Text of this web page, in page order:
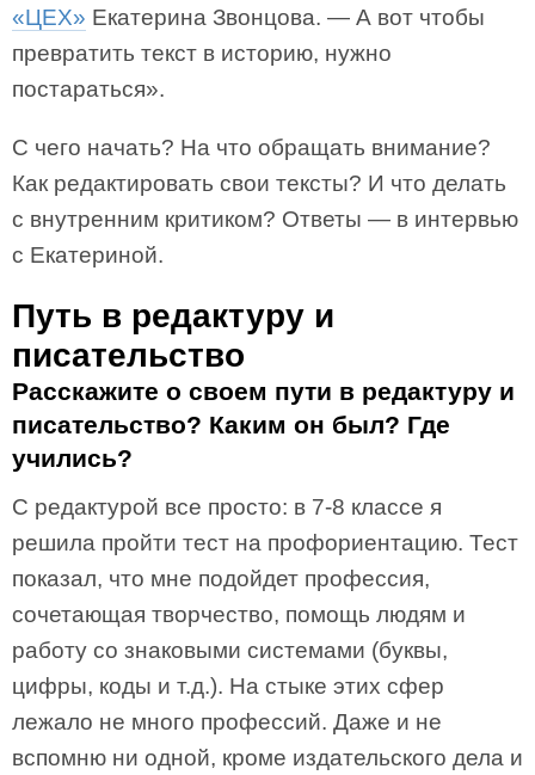
«ЦЕХ» Екатерина Звонцова. — А вот чтобы
превратить текст в историю, нужно
постараться».
С чего начать? На что обращать внимание?
Как редактировать свои тексты? И что делать
с внутренним критиком? Ответы — в интервью
с Екатериной.
Путь в редактуру и
писательство
Расскажите о своем пути в редактуру и
писательство? Каким он был? Где
учились?
С редактурой все просто: в 7-8 классе я
решила пройти тест на профориентацию. Тест
показал, что мне подойдет профессия,
сочетающая творчество, помощь людям и
работу со знаковыми системами (буквы,
цифры, коды и т.д.). На стыке этих сфер
лежало не много профессий. Даже и не
вспомню ни одной, кроме издательского дела и